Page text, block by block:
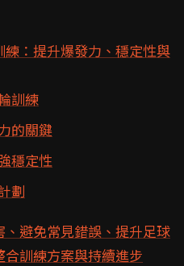
：提升爆發力、穩定性與
訓練
的關鍵
穩定性
劃
避免常見錯誤、提升足球
訓練方案與持續進步